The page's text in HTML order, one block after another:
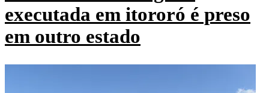
executada em itororó é preso
em outro estado